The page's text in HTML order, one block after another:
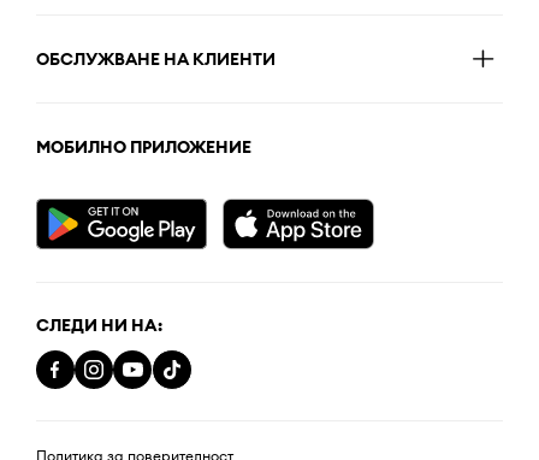
ОБСЛУЖВАНЕ НА КЛИЕНТИ
МОБИЛНО ПРИЛОЖЕНИЕ
СЛЕДИ НИ НА:
Политика за поверителност